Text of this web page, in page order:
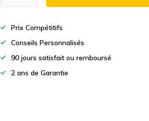
Prix Compétitifs
Conseils Personnalisés
90 jours satisfait ou remboursé
2 ans de Garantie